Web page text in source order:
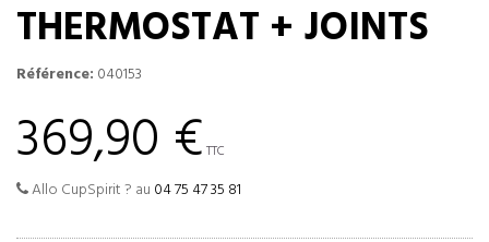
THERMOSTAT + JOINTS
Référence: 040153
369,90 € TTC
Allo CupSpirit ? au 04 75 47 35 81